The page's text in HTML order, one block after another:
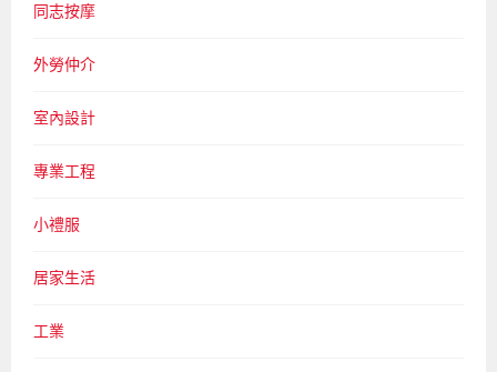
同志按摩
外勞仲介
室內設計
專業工程
小禮服
居家生活
工業